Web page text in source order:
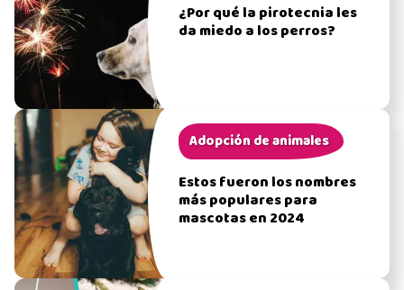
¿Por qué la pirotecnia les
da miedo a los perros?
Adopción de animales
Estos fueron los nombres
más populares para
mascotas en 2024